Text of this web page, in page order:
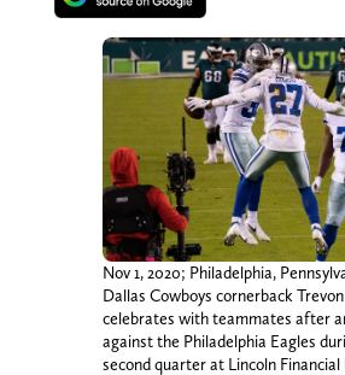
Nov 1, 2020; Philadelphia,
Dallas Cowboys cornerback
celebrates with teammates after
against the Philadelphia Eagles
second quarter at Lincoln Financial